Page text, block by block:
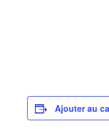
Ajouter au